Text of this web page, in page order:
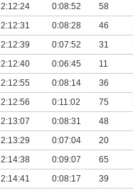
2:12:24 0:08:52 58
2:12:31 0:08:28 46
2:12:39 0:07:52 31
2:12:40 0:06:45 11
2:12:55 0:08:14 36
2:12:56 0:11:02 75
2:13:07 0:08:31 48
2:13:29 0:07:04 20
2:14:38 0:09:07 65
2:14:41 0:08:17 39